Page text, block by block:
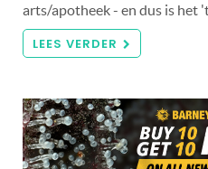
arts/apotheek - en dus is het
LEES VERDER